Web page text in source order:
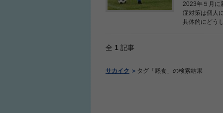
2023年５月に
症対策は個人
具体的にどう
全 1 記事
サカイク タグ「黙食」の検索結果